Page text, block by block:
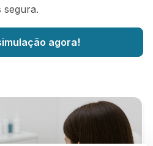
segura.
agora!